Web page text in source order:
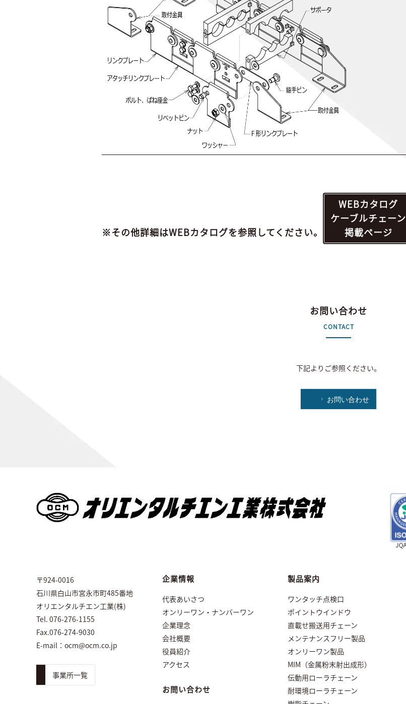
※その他詳細はWEBカタログを参照してください。
WEBカタログ
ケーブルチェーン
掲載ページ
お問い合わせ
CONTACT
下記よりご参照ください。
お問い合わせ
〒924-0016
石川県白山市宮永市町485番地
オリエンタルチエン工業(株)
Tel. 076-276-1155
Fax.076-274-9030
E-mail： ocm@ocm.co.jp
事業所一覧
企業情報
代表あいさつ
オンリーワン・ナンバーワン
企業理念
会社概要
役員紹介
アクセス
お問い合わせ
製品案内
ワンタッチ点検口
ポイントウインドウ
直載せ搬送用チェーン
メンテナンスフリー製品
オンリーワン製品
MIM（金属粉末射出成形）
伝動用ローラチェーン
耐環境ローラチェーン